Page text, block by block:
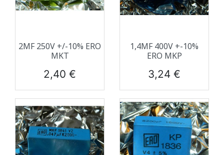
2ΜF 250V +/-10% ERO
MKT
Prix
2,40 €
1,4ΜF 400V +-10%
ERO MKP
Prix
3,24 €